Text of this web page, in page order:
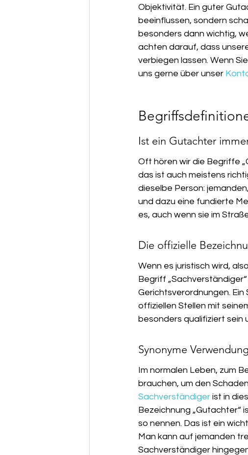
Objektivität. Ein guter
beeinflussen, sondern
besonders dann wichtig,
achten darauf, dass
verbiegen lassen. Wenn
uns gerne über unser
Ist ein Gutachter
Oft hören wir die Begriffe
das ist auch meistens
dieselbe Person:
und dazu eine fundierte
es, auch wenn sie im
Die offizielle
Wenn es juristisch wird,
Begriff
Gerichtsverordnungen.
offiziellen Stellen mit
besonders qualifiziert sein
Synonyme
Im normalen Leben, zum
brauchen, um den
Sachverständiger ist in
Bezeichnung „Gutachter“
so nennen. Das ist ein
Man kann auf jemanden
Sachverständiger